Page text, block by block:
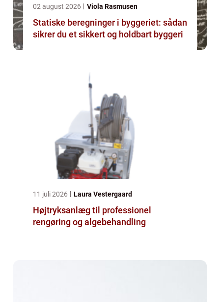
02 august 2026 Viola Rasmusen
Statiske beregninger i byggeriet: sådan
sikrer du et sikkert og holdbart byggeri
11 juli 2026 Laura Vestergaard
Højtryksanlæg til professionel
rengøring og algebehandling